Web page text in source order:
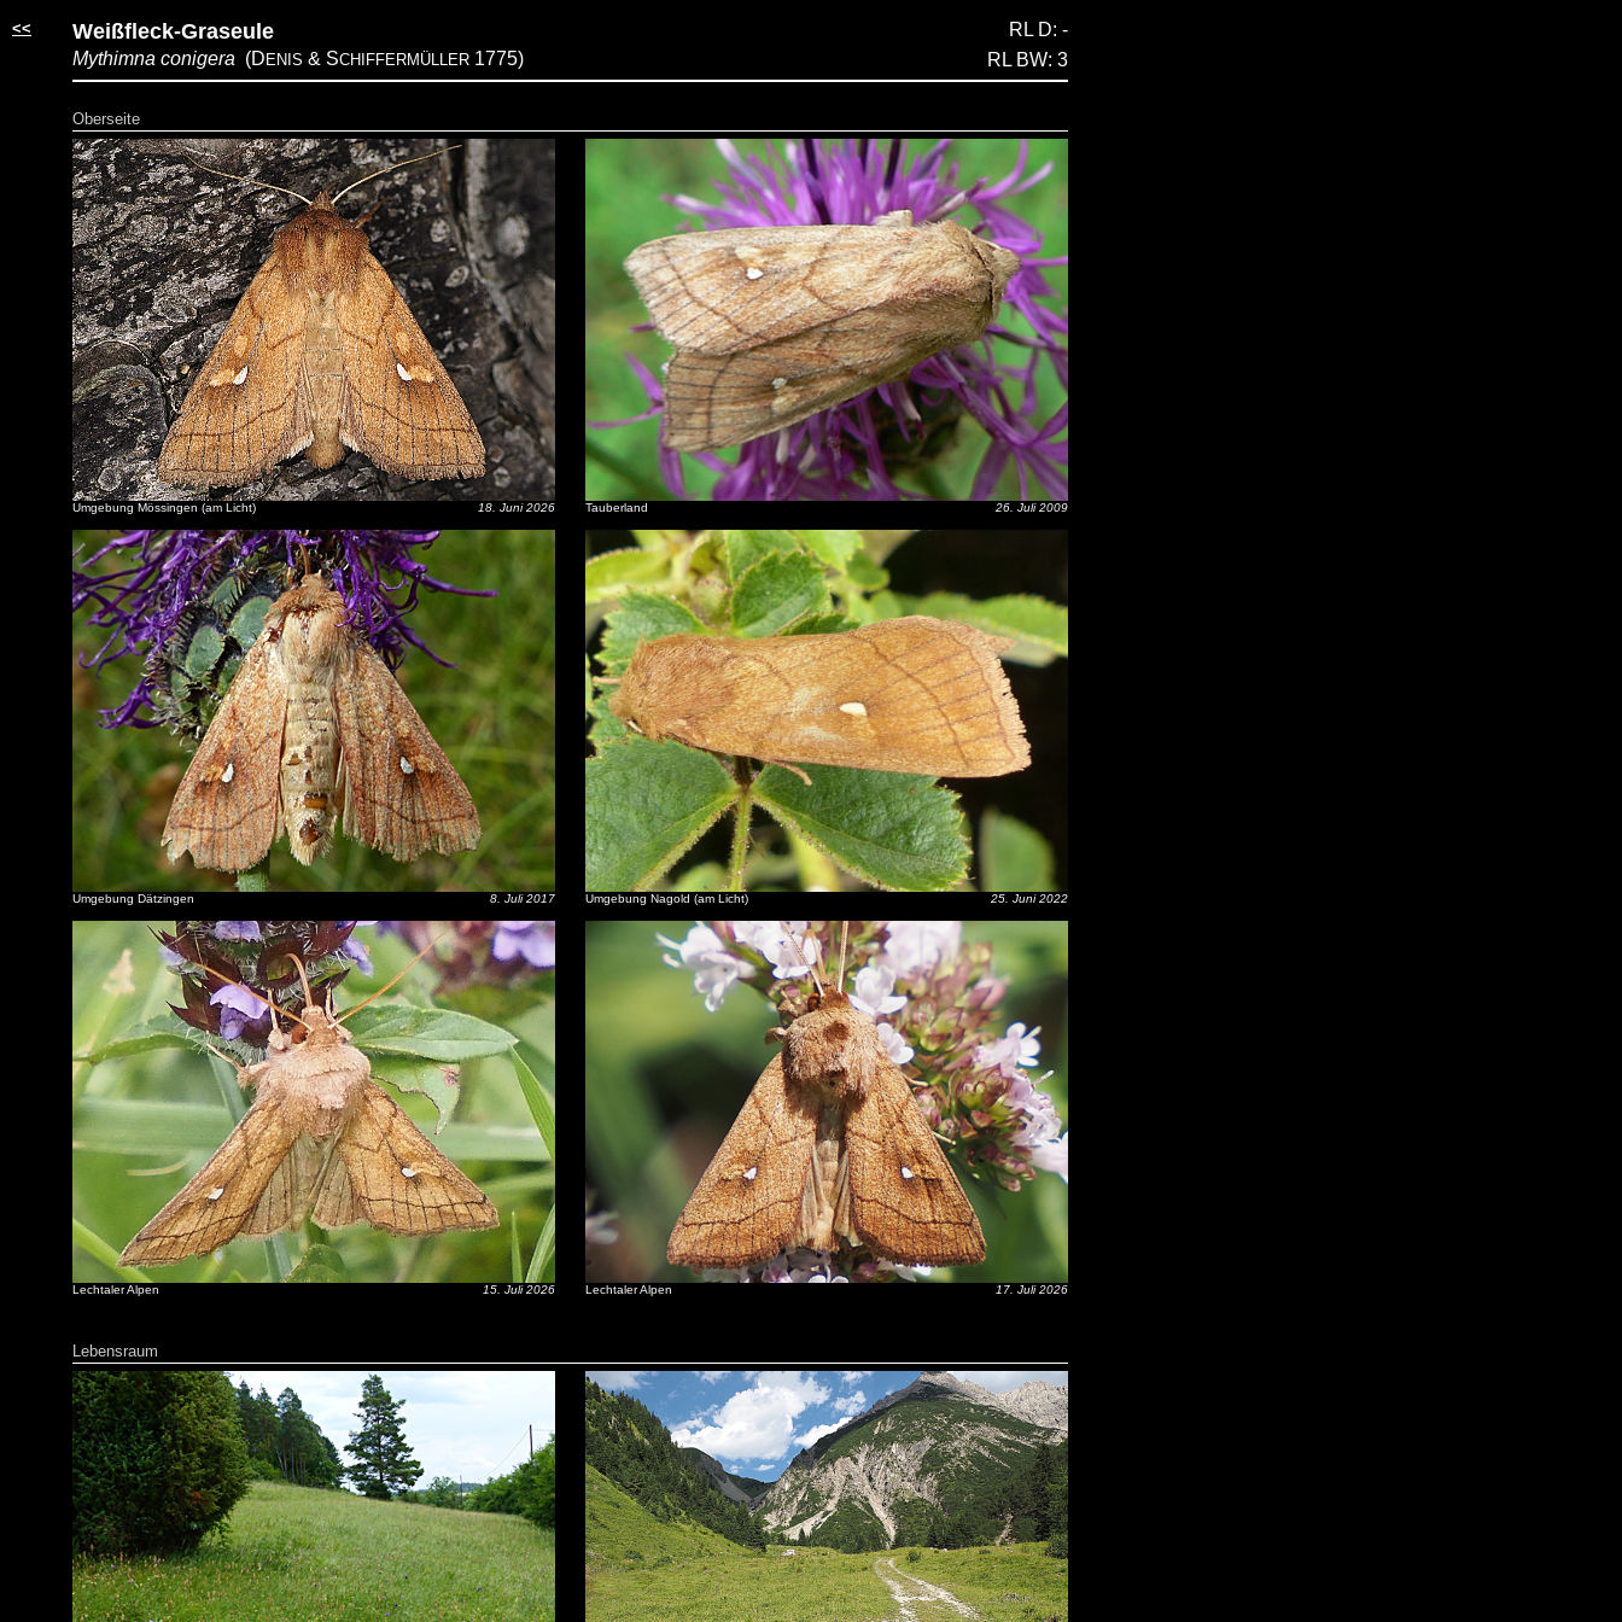
<< Weißfleck-Graseule
Mythimna conigera (D ENIS & SCHIFFERMÜLLER 1775)
RL D: -
RL BW: 3
Oberseite
Umgebung Mössingen (am Licht) 18. Juni 2026
Umgebung Dätzingen 8. Juli 2017
Lechtaler Alpen 15. Juli 2026
Tauberland 26. Juli 2009
Umgebung Nagold (am Licht) 25. Juni 2022
Lechtaler Alpen 17. Juli 2026
Lebensraum